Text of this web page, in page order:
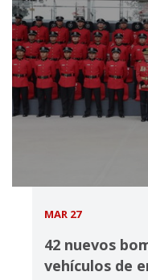
MAR 27
42 nuevos
vehículos de